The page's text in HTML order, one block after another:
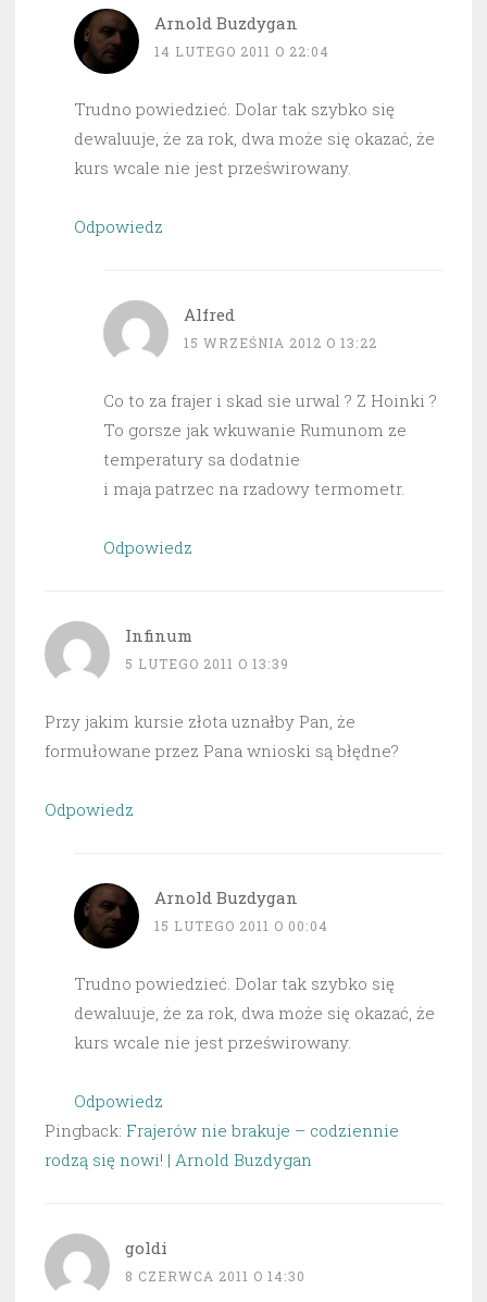
Arnold Buzdygan
14 LUTEGO 2011 O 22:04
Trudno powiedzieć. Dolar tak szybko się
dewaluuje, że za rok, dwa może się okazać, że
kurs wcale nie jest prześwirowany.
Odpowiedz
Alfred
15 WRZEŚNIA 2012 O 13:22
Co to za frajer i skad sie urwal ? Z Hoinki ?
To gorsze jak wkuwanie Rumunom ze
temperatury sa dodatnie
i maja patrzec na rzadowy termometr.
Odpowiedz
Infinum
5 LUTEGO 2011 O 13:39
Przy jakim kursie złota uznałby Pan, że
formułowane przez Pana wnioski są błędne?
Odpowiedz
Arnold Buzdygan
15 LUTEGO 2011 O 00:04
Trudno powiedzieć. Dolar tak szybko się
dewaluuje, że za rok, dwa może się okazać, że
kurs wcale nie jest prześwirowany.
Odpowiedz
Pingback: Frajerów nie brakuje – codziennie
rodzą się nowi! | Arnold Buzdygan
goldi
8 CZERWCA 2011 O 14:30